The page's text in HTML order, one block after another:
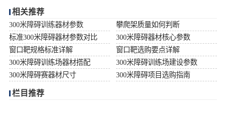
相关推荐
300米障碍训练器材参数
攀爬架质量如何判断
标准300米障碍器材参数对比
300米障碍器材核心参数
窗口靶规格标准详解
窗口靶选购要点详解
300米障碍训练场器材搭配
300米障碍训练场建设参数
300米障碍赛器材尺寸
300米障碍项目选购指南
栏目推荐
400米障碍器材